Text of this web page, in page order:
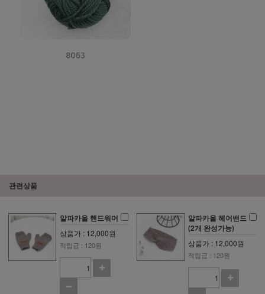
관련상품
알파카울 핸드워머
상품가 : 12,000원
적립금 : 120원
알파카울 헤어밴드
(2개 완성가능)
상품가 : 12,000원
적립금 : 120원